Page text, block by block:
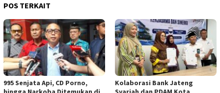
POS TERKAIT
995 Senjata Api, CD Porno,
Kolaborasi Bank Jateng